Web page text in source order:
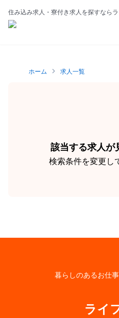
住み込み求人・寮付き求人を探すなら
ホーム 求人一覧
該当する求人が
検索条件を変更し
暮らしのあるお仕
ライ